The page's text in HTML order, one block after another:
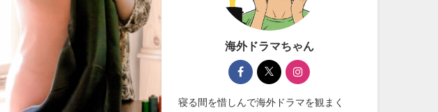
海外ドラマちゃん
寝る間を惜しんで海外ドラマを観まく